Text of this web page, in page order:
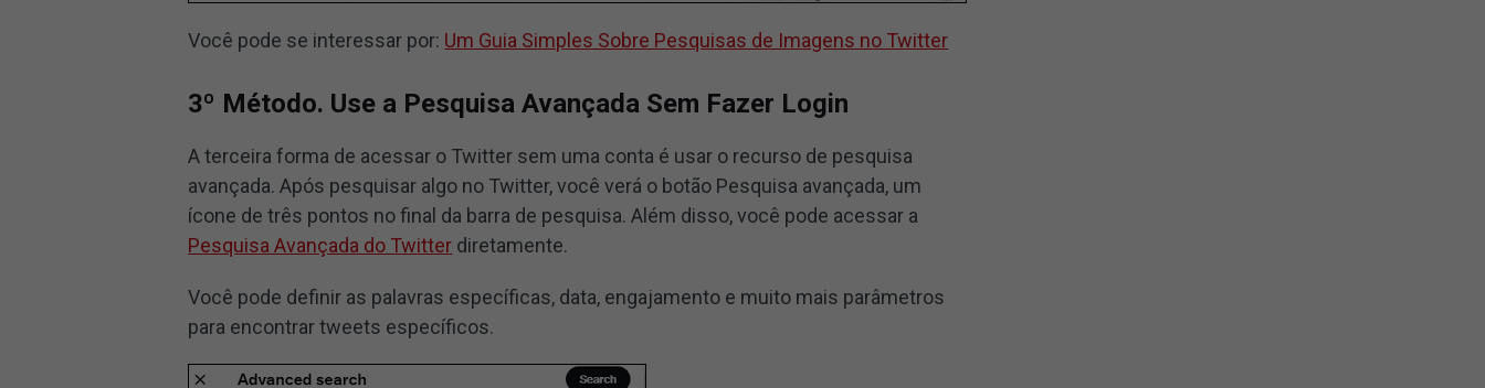
Você pode se interessar por: Um Guia Simples Sobre Pesquisas de Imagens no Twitter
3º Método. Use a Pesquisa Avançada Sem Fazer Login
A terceira forma de acessar o Twitter sem uma conta é usar o recurso de pesquisa
avançada. Após pesquisar algo no Twitter, você verá o botão Pesquisa avançada, um
ícone de três pontos no final da barra de pesquisa. Além disso, você pode acessar a
Pesquisa Avançada do Twitter diretamente.
Você pode definir as palavras específicas, data, engajamento e muito mais parâmetros
para encontrar tweets específicos.